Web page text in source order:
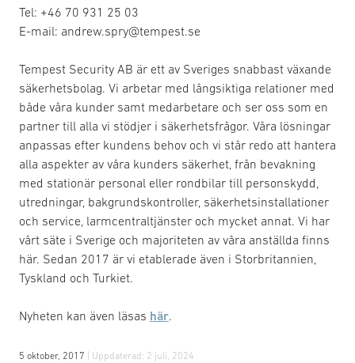
Tel: +46 70 931 25 03
E-mail: andrew.spry@tempest.se
Tempest Security AB är ett av Sveriges snabbast växande
säkerhetsbolag. Vi arbetar med långsiktiga relationer med
både våra kunder samt medarbetare och ser oss som en
partner till alla vi stödjer i säkerhetsfrågor. Våra lösningar
anpassas efter kundens behov och vi står redo att hantera
alla aspekter av våra kunders säkerhet, från bevakning
med stationär personal eller rondbilar till personskydd,
utredningar, bakgrundskontroller, säkerhetsinstallationer
och service, larmcentraltjänster och mycket annat. Vi har
vårt säte i Sverige och majoriteten av våra anställda finns
här. Sedan 2017 är vi etablerade även i Storbritannien,
Tyskland och Turkiet.
Nyheten kan även läsas här.
5 oktober, 2017 | Uppdaterad: 2 juli, 2024